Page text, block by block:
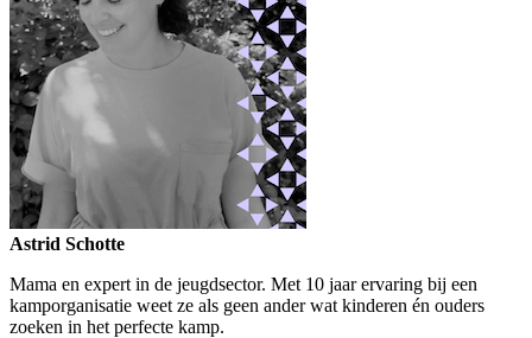
Astrid Schotte
Mama en expert in de jeugdsector. Met 10 jaar ervaring bij een
kamporganisatie weet ze als geen ander wat kinderen én ouders
zoeken in het perfecte kamp.